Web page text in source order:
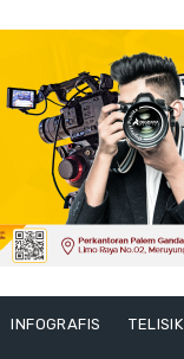
INFOGRAFIS TELISIK